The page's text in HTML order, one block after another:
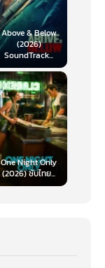
Above & Below
(2026)
SoundTrack...
One Night Only
(2026) ซับไทย...